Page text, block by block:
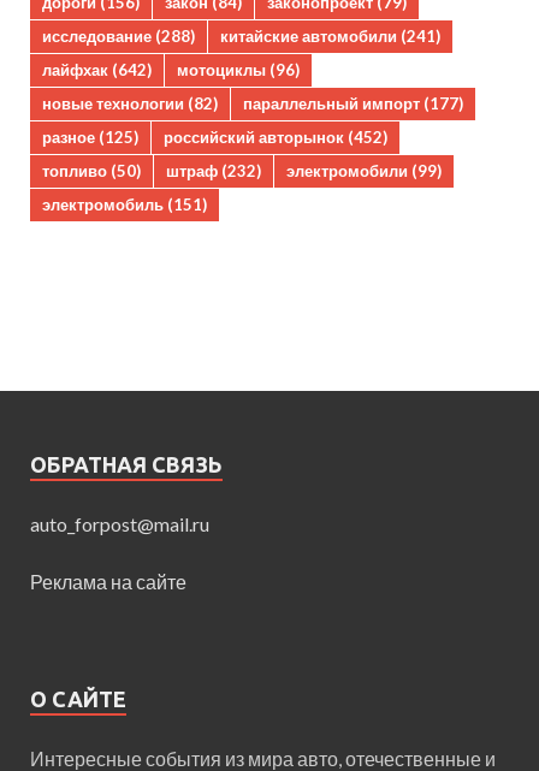
исследование (288) китайские автомобили (241)
лайфхак (642) мотоциклы (96)
новые технологии (82) параллельный импорт (177)
разное (125) российский авторынок (452)
топливо (50) штраф (232) электромобили (99)
электромобиль (151)
ОБРАТНАЯ СВЯЗЬ
auto_forpost@mail.ru
Реклама на сайте
О САЙТЕ
Интересные события из мира авто, отечественные и